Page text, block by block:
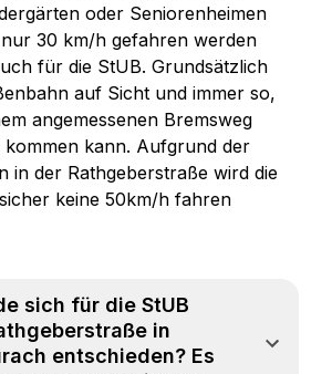
oder Seniorenheimen
30 km/h gefahren werden
für die StUB. Grundsätzlich
auf Sicht und immer so,
angemessenen Bremsweg
kommen kann. Aufgrund der
in der Rathgeberstraße wird die
keine 50km/h fahren
sich für die StUB
in
entschieden? Es